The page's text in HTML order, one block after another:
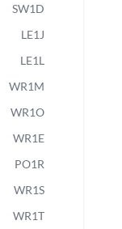
SW1D
LE1J
LE1L
WR1M
WR1O
WR1E
PO1R
WR1S
WR1T